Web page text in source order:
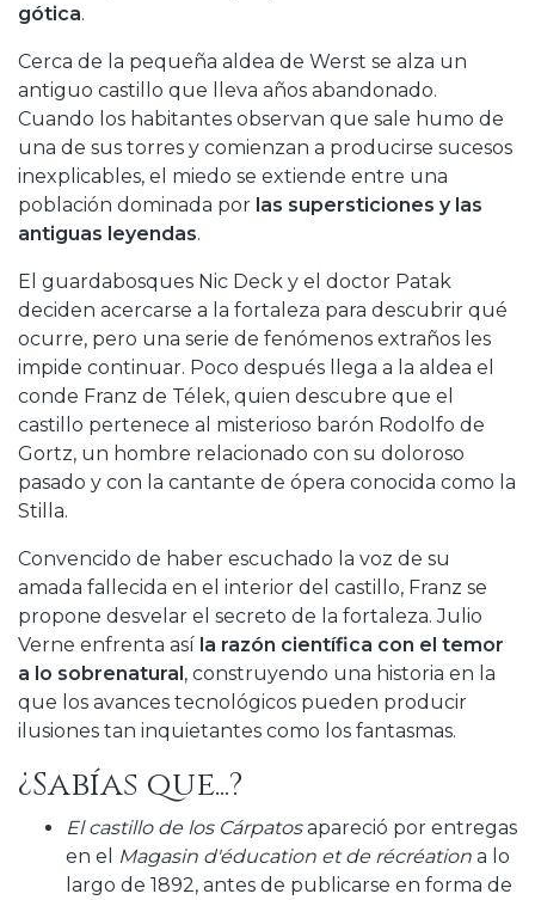
gótica.
Cerca de la pequeña aldea de Werst se alza un
antiguo castillo que lleva años abandonado.
Cuando los habitantes observan que sale humo de
una de sus torres y comienzan a producirse sucesos
inexplicables, el miedo se extiende entre una
población dominada por las supersticiones y las
antiguas leyendas.
El guardabosques Nic Deck y el doctor Patak
deciden acercarse a la fortaleza para descubrir qué
ocurre, pero una serie de fenómenos extraños les
impide continuar. Poco después llega a la aldea el
conde Franz de Télek, quien descubre que el
castillo pertenece al misterioso barón Rodolfo de
Gortz, un hombre relacionado con su doloroso
pasado y con la cantante de ópera conocida como la
Stilla.
Convencido de haber escuchado la voz de su
amada fallecida en el interior del castillo, Franz se
propone desvelar el secreto de la fortaleza. Julio
Verne enfrenta así la razón científica con el temor
a lo sobrenatural, construyendo una historia en la
que los avances tecnológicos pueden producir
ilusiones tan inquietantes como los fantasmas.
¿Sabías que...?
El castillo de los Cárpatosapareció por entregas
en el
Magasin d'éducation et de récréation a lo
largo de 1892, antes de publicarse en forma de